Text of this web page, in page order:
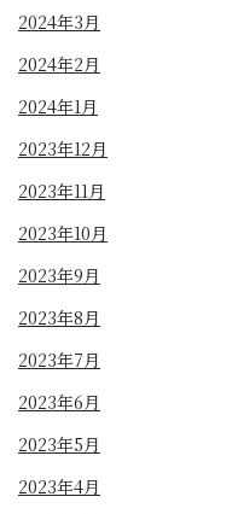
2024年3月
2024年2月
2024年1月
2023年12月
2023年11月
2023年10月
2023年9月
2023年8月
2023年7月
2023年6月
2023年5月
2023年4月